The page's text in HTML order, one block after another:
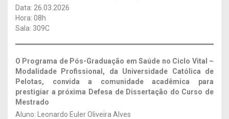
Data: 26.03.2026
Hora: 08h
Sala: 309C
O Programa de Pós-Graduação em Saúde no Ciclo Vital –
Modalidade Profissional, da Universidade Católica de
Pelotas, convida a comunidade acadêmica para
prestigiar a próxima Defesa de Dissertação do Curso de
Mestrado
Aluno: Leonardo Euler Oliveira Alves